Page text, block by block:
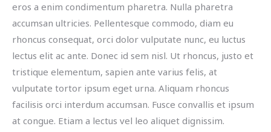
eros a enim condimentum pharetra. Nulla pharetra
accumsan ultricies. Pellentesque commodo, diam eu
rhoncus consequat, orci dolor vulputate nunc, eu luctus
lectus elit ac ante. Donec id sem nisl. Ut rhoncus, justo et
tristique elementum, sapien ante varius felis, at
vulputate tortor ipsum eget urna. Aliquam rhoncus
facilisis orci interdum accumsan. Fusce convallis et ipsum
at congue. Etiam a lectus vel leo aliquet dignissim.